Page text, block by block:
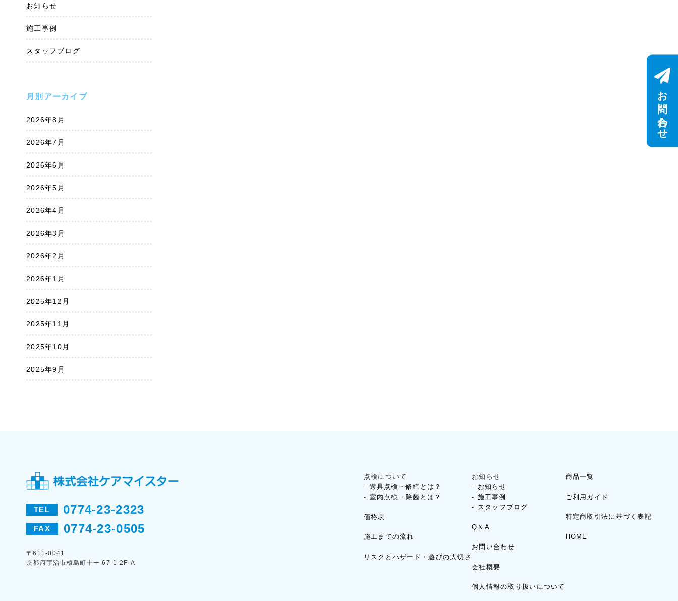
お知らせ
施工事例
スタッフブログ
月別アーカイブ
2026年8月
2026年7月
2026年6月
2026年5月
2026年4月
2026年3月
2026年2月
2026年1月
2025年12月
2025年11月
2025年10月
2025年9月
TEL 0774-23-2323
FAX 0774-23-0505
〒611-0041
京都府宇治市槙島町十一 67-1 2F-A
点検について
遊具点検・修繕とは？
室内点検・除菌とは？
価格表
施工までの流れ
リスクとハザード・遊びの大切さ
お知らせ
お知らせ
施工事例
スタッフブログ
Q＆A
お問い合わせ
会社概要
個人情報の取り扱いについて
商品一覧
ご利用ガイド
特定商取引法に基づく表記
HOME
お問い合わせ